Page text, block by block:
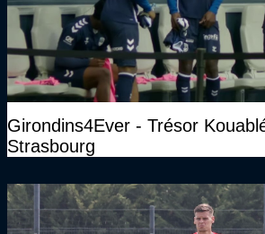
Girondins4Ever - Trésor
Strasbourg